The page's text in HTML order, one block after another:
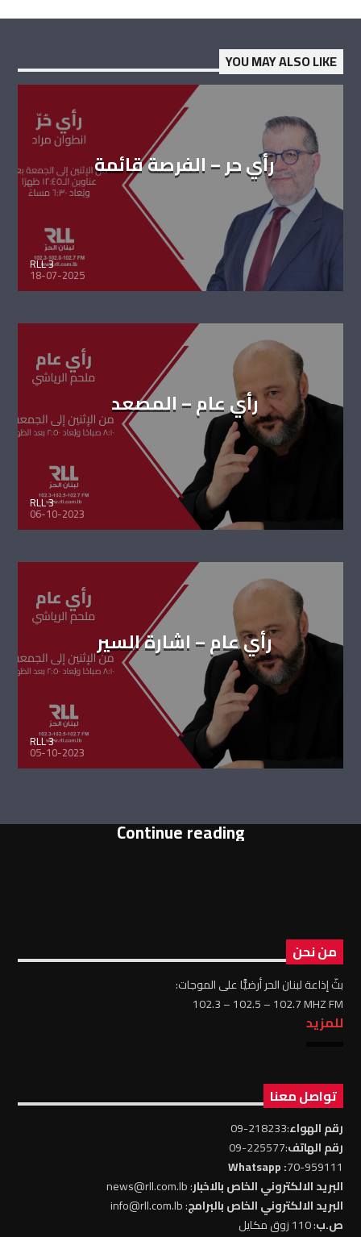
YOU MAY ALSO LIKE
رأي حر – الفرصة قائمة
RLL 3
18-07-2025
رأي عام – المصعد
RLL 3
06-10-2023
رأي عام – اشارة السير
RLL 3
05-10-2023
Continue reading
من نحن
بثّ إذاعة لبنان الحر أرضيًّا على الموجات:
102.3 – 102.5 – 102.7 MHZ FM
للمزيد
تواصل معنا
رقم الهواء:218233-09
رقم الهاتف:225577-09
70-959111
: Whatsapp
البريد الالكتروني الخاص بالاخبار: news@rll.com.lb
البريد الالكتروني الخاص بالبرامج: info@rll.com.lb
ص.ب: 110 زوق مكايل